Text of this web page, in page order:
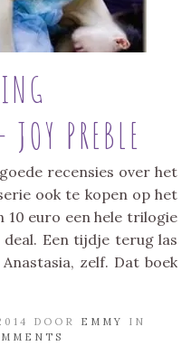
PREBLE
recensies over het
ook te kopen op het
10 euro een hele trilogie
Een tijdje terug las
zelf. Dat boek
DOOR EMMY
IN